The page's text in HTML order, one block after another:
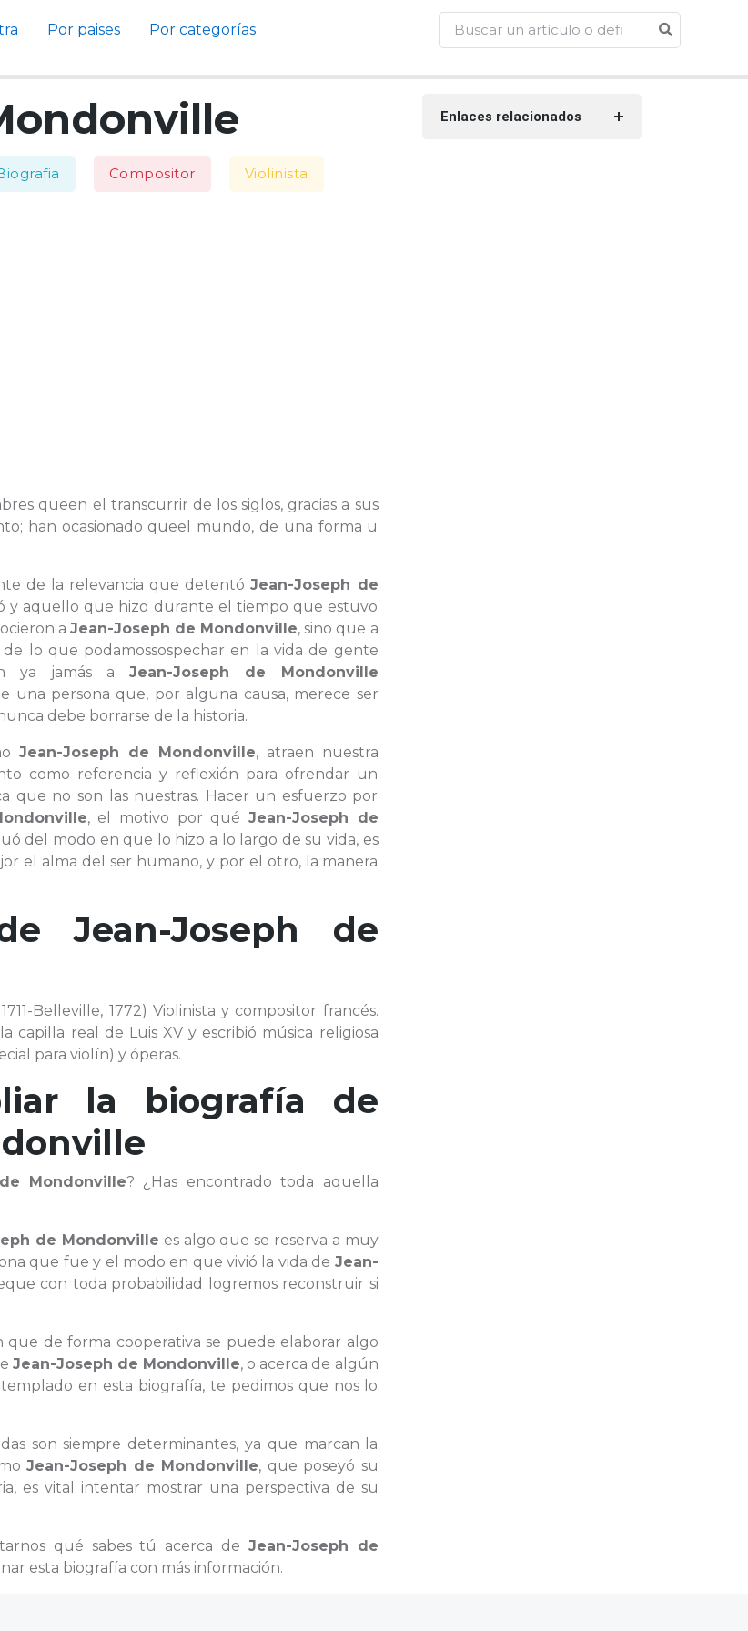
Por paises Por categorías
Compositor Violinista
queen el transcurrir de los siglos, gracias a sus
han ocasionado queel mundo, de una forma u
de la relevancia que detentóJean-Joseph de
y aquello que hizo durante el tiempo que estuvo
aJean-Joseph de Mondonville, sino que a
lo que podamossospechar en la vida de gente
ya jamás a Jean-Joseph de Mondonville
una persona que, por alguna causa, merece ser
debe borrarse de la historia.
Jean-Joseph de Mondonville, atraen nuestra
como referencia y reflexión para ofrendar un
que no son las nuestras. Hacer un esfuerzo por
, el motivo por qué Jean-Joseph de
del modo en que lo hizo a lo largo de su vida, es
el alma del ser humano, y por el otro, la manera
deJean-Joseph de
Belleville, 1772) Violinista y compositor francés.
real de Luis XV y escribió música religiosa
para violín) y óperas.
la biografía de
Mondonville? ¿Has encontrado toda aquella
de Mondonville es algo que se reserva a muy
que fue y el modo en que vivió la vida de Jean-
con toda probabilidad logremos reconstruir si
de forma cooperativa se puede elaborar algo
Jean-Joseph de Mondonville, o acerca de algún
en esta biografía, te pedimos que nos lo
son siempre determinantes, ya que marcan la
Jean-Joseph de Mondonville, que poseyó su
es vital intentar mostrar una perspectiva de su
qué sabes tú acerca de Jean-Joseph de
esta biografía con más información.
Enlaces relacionados